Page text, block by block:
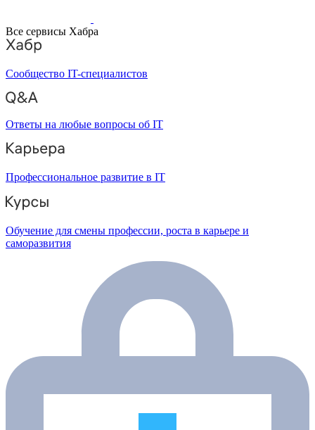
Все сервисы Хабра
Сообщество IT-специалистов
Ответы на любые вопросы об IT
Профессиональное развитие в IT
Обучение для смены профессии, роста в карьере и
саморазвития